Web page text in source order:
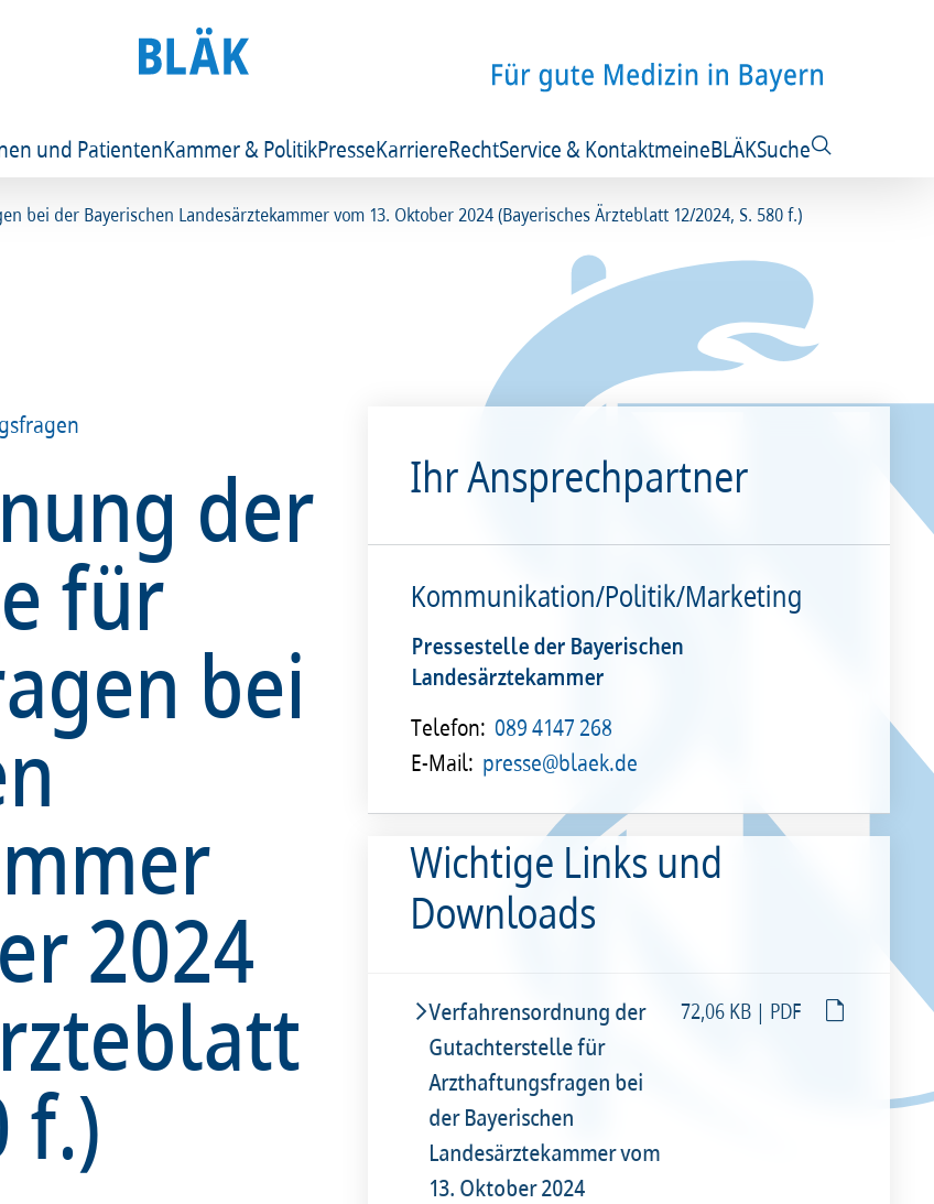
und PatientenKammer & PolitikPresseKarriereRechtService & KontaktmeineBLÄKSuche
der Bayerischen Landesärztekammer vom 13. Oktober 2024 (Bayerisches Ärzteblatt 12/2024, S. 580 f.)
der
für
bei
2024
f.)
Ihr Ansprechpartner
Kommunikation/Politik/Marketing
Pressestelle der Bayerischen
Landesärztekammer
Telefon: 089 4147 268
E-Mail: presse@blaek.de
Wichtige Links und
Downloads
Verfahrensordnung der
Gutachterstelle für
Arzthaftungsfragen bei
der Bayerischen
Landesärztekammer vom
13. Oktober 2024
72,06 KB | PDF